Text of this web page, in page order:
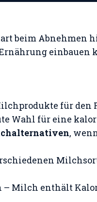
beim Abnehmen
einbauen
für den
Wahl für eine
,
– Milch enthält